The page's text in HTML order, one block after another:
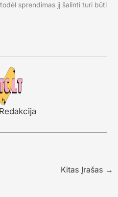
sprendimas jį šalinti turi būti
Kitas Įrašas →